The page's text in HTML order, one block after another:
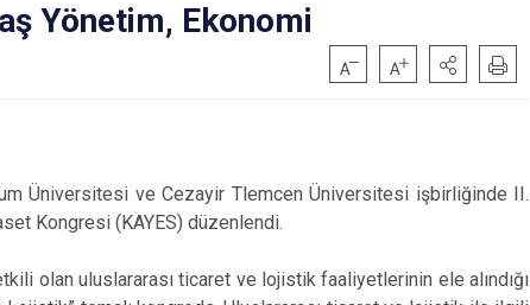
Yönetim, Ekonomi
Üniversitesi ve Cezayir Tlemcen Üniversitesi işbirliğinde II.
Kongresi (KAYES) düzenlendi.
olan uluslararası ticaret ve lojistik faaliyetlerinin ele alındığı